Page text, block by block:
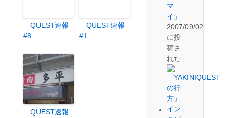
QUEST速報
#8
QUEST速報
#1
QUEST速報
マ
イ」
2007/09/02
に投
稿さ
れた